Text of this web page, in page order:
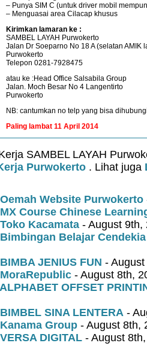
– Punya SIM C (untuk driver mobil
– Menguasai area Cilacap khusus
Kirimkan lamaran ke :
SAMBEL LAYAH Purwokerto
Jalan Dr Soeparno No 18 A (selatan AMIK
Purwokerto
Telepon 0281-7928475
atau ke :Head Office Salsabila Group
Jalan. Moch Besar No 4 Langentirto
Purwokerto
NB: cantumkan no telp yang bisa
Paling lambat 11 April 2014
SAMBEL LAYAH
Purwokerto . Lihat juga
Website Purwokerto
Course Chinese
Kacamata - August 9th,
Belajar
JENIUS FUN -
- August 8th,
OFFSET
SINA LENTERA -
Group - August 8th,
DIGITAL - August